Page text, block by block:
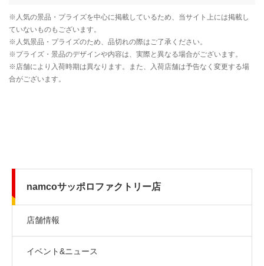
namcoサッポロファクトリー店
店舗情報
イベント&ニュース